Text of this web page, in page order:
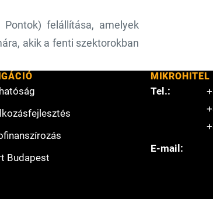
felállítása, amelyek
akik a fenti szektorokban
Budapest
MIKROHITEL
Tel.:
E-mail: